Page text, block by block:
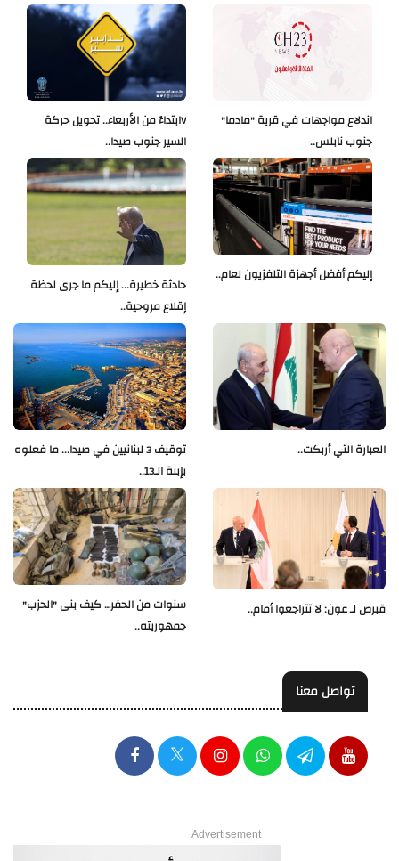
Vابتداءً من الأربعاء.. تحويل حركة
السير جنوب صيدا..
اندلاع مواجهات في قرية "مادما"
جنوب نابلس..
حادثة خطيرة... إليكم ما جرى لحظة
إقلاع مروحية..
إليكم أفضل أجهزة التلفزيون لعام..
توقيف 3 لبنانيين في صيدا... ما فعلوه
بإبنة الـ13..
العبارة التي أربكت..
سنوات من الحفر… كيف بنى "الحزب"
جمهوريته..
قبرص لـ عون: لا تتراجعوا أمام..
تواصل معنا
Advertisement